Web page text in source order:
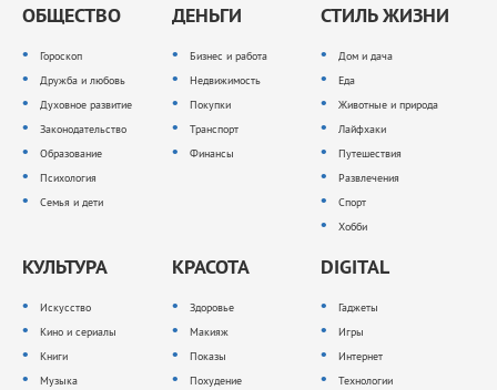
ОБЩЕСТВО
Гороскоп
Дружба и любовь
Духовное развитие
Законодательство
Образование
Психология
Семья и дети
ДЕНЬГИ
Бизнес и работа
Недвижимость
Покупки
Транспорт
Финансы
СТИЛЬ ЖИЗНИ
Дом и дача
Еда
Животные и природа
Лайфхаки
Путешествия
Развлечения
Спорт
Хобби
КУЛЬТУРА
Искусство
Кино и сериалы
Книги
Музыка
КРАСОТА
Здоровье
Макияж
Показы
Похудение
DIGITAL
Гаджеты
Игры
Интернет
Технологии